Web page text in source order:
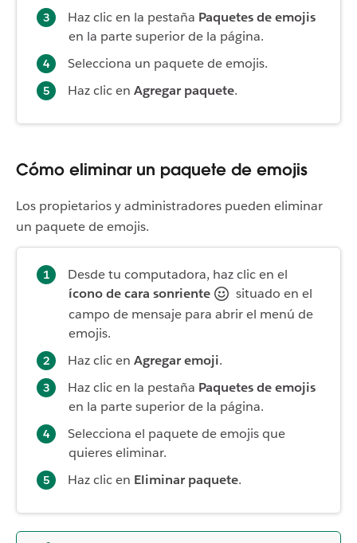
Haz clic en la pestaña Paquetes de emojis
en la parte superior de la página.
Selecciona un paquete de emojis.
Haz clic en Agregar paquete.
Cómo eliminar un paquete de emojis
Los propietarios y administradores pueden eliminar
un paquete de emojis.
Desde tu computadora, haz clic en el
ícono de cara sonriente
situado en el
campo de mensaje para abrir el menú de
emojis.
Haz clic en Agregar emoji.
Haz clic en la pestaña Paquetes de emojis
en la parte superior de la página.
Selecciona el paquete de emojis que
quieres eliminar.
Haz clic en Eliminar paquete.